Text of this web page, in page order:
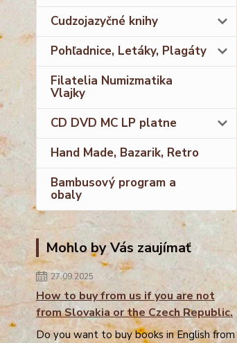
Cudzojazyčné knihy
Pohľadnice, Letáky, Plagáty
Filatelia Numizmatika
Vlajky
CD DVD MC LP platne
Hand Made, Bazarik, Retro
Bambusový program a
obaly
Mohlo by Vás zaujímať
27.09.2025
How to buy from us if you are not
from Slovakia or the Czech Republic.
Do you want to buy books in English from